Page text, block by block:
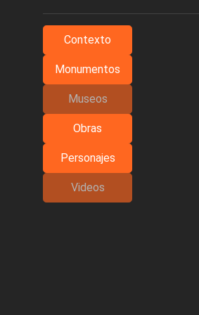
Contexto
Monumentos
Museos
Obras
Personajes
Videos